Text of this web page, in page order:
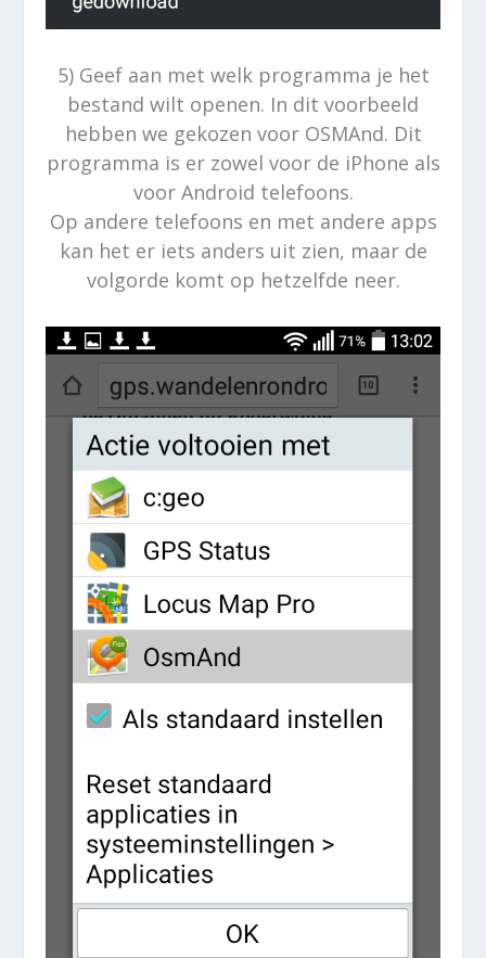
5) Geef aan met welk programma je het
bestand wilt openen. In dit voorbeeld
hebben we gekozen voor OSMAnd. Dit
programma is er zowel voor de iPhone als
voor Android telefoons.
Op andere telefoons en met andere apps
kan het er iets anders uit zien, maar de
volgorde komt op hetzelfde neer.